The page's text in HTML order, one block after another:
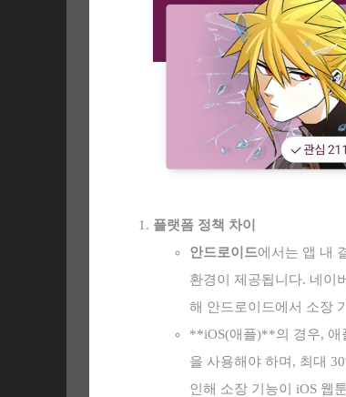
플랫폼 정책 차이
안드로이드에서는 앱 내
환경이 제공됩니다. 네이
해 안드로이드에서 소장
**iOS(애플)**의 경우,
을 사용해야 하며, 최대
인해 소장 기능이 iOS 웹